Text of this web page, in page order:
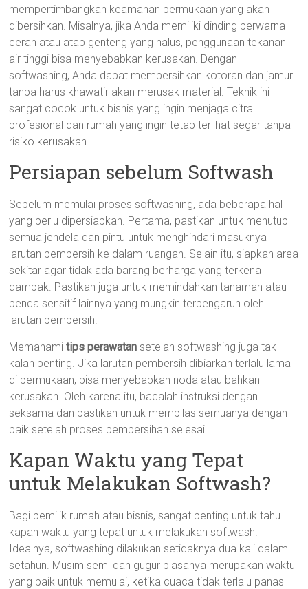
mempertimbangkan keamanan permukaan yang akan
dibersihkan. Misalnya, jika Anda memiliki dinding berwarna
cerah atau atap genteng yang halus, penggunaan tekanan
air tinggi bisa menyebabkan kerusakan. Dengan
softwashing, Anda dapat membersihkan kotoran dan jamur
tanpa harus khawatir akan merusak material. Teknik ini
sangat cocok untuk bisnis yang ingin menjaga citra
profesional dan rumah yang ingin tetap terlihat segar tanpa
risiko kerusakan.
Persiapan sebelum Softwash
Sebelum memulai proses softwashing, ada beberapa hal
yang perlu dipersiapkan. Pertama, pastikan untuk menutup
semua jendela dan pintu untuk menghindari masuknya
larutan pembersih ke dalam ruangan. Selain itu, siapkan area
sekitar agar tidak ada barang berharga yang terkena
dampak. Pastikan juga untuk memindahkan tanaman atau
benda sensitif lainnya yang mungkin terpengaruh oleh
larutan pembersih.
Memahamitips perawatan setelah softwashing juga tak
kalah penting. Jika larutan pembersih dibiarkan terlalu lama
di permukaan, bisa menyebabkan noda atau bahkan
kerusakan. Oleh karena itu, bacalah instruksi dengan
seksama dan pastikan untuk membilas semuanya dengan
baik setelah proses pembersihan selesai.
Kapan Waktu yang Tepat
untuk Melakukan Softwash?
Bagi pemilik rumah atau bisnis, sangat penting untuk tahu
kapan waktu yang tepat untuk melakukan softwash.
Idealnya, softwashing dilakukan setidaknya dua kali dalam
setahun. Musim semi dan gugur biasanya merupakan waktu
yang baik untuk memulai, ketika cuaca tidak terlalu panas